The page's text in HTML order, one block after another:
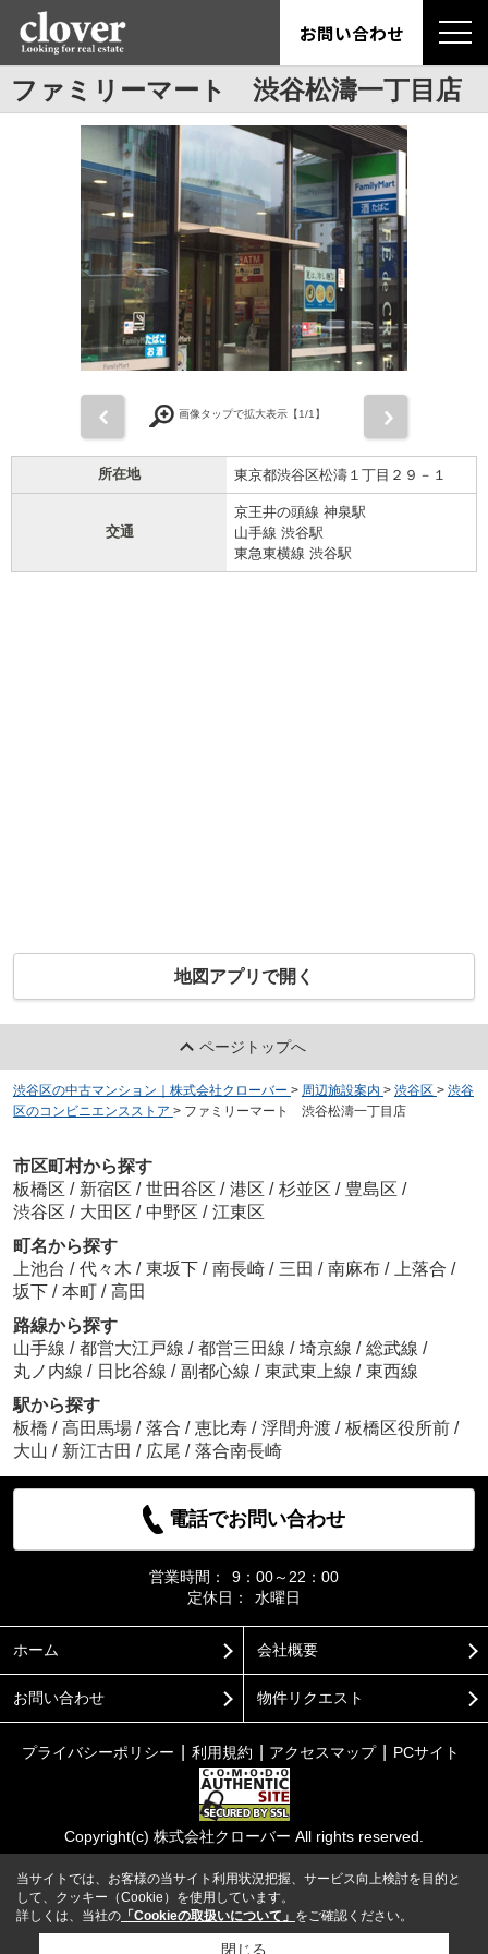
お問い合わせ
ファミリーマート 渋谷松濤一丁目店
画像タップで拡大表示【1/1】
所在地 東京都渋谷区松濤１丁目２９－１
交通
京王井の頭線 神泉駅
山手線 渋谷駅
東急東横線 渋谷駅
地図アプリで開く
ページトップへ
渋谷区の中古マンション｜株式会社クローバー > 周辺施設案内 > 渋谷区 > 渋谷
区のコンビニエンスストア > ファミリーマート 渋谷松濤一丁目店
市区町村から探す
板橋区 / 新宿区 / 世田谷区 / 港区 / 杉並区 / 豊島区 /
渋谷区 / 大田区 / 中野区 / 江東区
町名から探す
上池台 / 代々木 / 東坂下 / 南長崎 / 三田 / 南麻布 / 上落合 /
坂下 / 本町 / 高田
路線から探す
山手線 / 都営大江戸線 / 都営三田線 / 埼京線 / 総武線 /
丸ノ内線 / 日比谷線 / 副都心線 / 東武東上線 / 東西線
駅から探す
板橋 / 高田馬場 / 落合 / 恵比寿 / 浮間舟渡 / 板橋区役所前 /
大山 / 新江古田 / 広尾 / 落合南長崎
電話でお問い合わせ
営業時間：
9：00～22：00
定休日：
水曜日
ホーム 会社概要
お問い合わせ 物件リクエスト
プライバシーポリシー 利用規約 アクセスマップ PCサイト
Copyright(c) 株式会社クローバー All rights reserved.
当サイトでは、お客様の当サイト利用状況把握、サービス向上検討を目的と
して、クッキー（Cookie）を使用しています。
詳しくは、当社の 「Cookieの取扱いについて」 をご確認ください。
閉じる